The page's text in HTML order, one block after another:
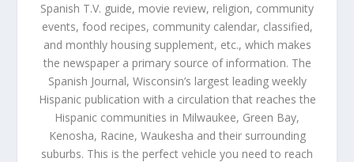
Spanish T.V. guide, movie review, religion, community
events, food recipes, community calendar, classified,
and monthly housing supplement, etc., which makes
the newspaper a primary source of information. The
Spanish Journal, Wisconsin’s largest leading weekly
Hispanic publication with a circulation that reaches the
Hispanic communities in Milwaukee, Green Bay,
Kenosha, Racine, Waukesha and their surrounding
suburbs. This is the perfect vehicle you need to reach